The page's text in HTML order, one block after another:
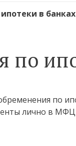
в банках
по
по
лично в